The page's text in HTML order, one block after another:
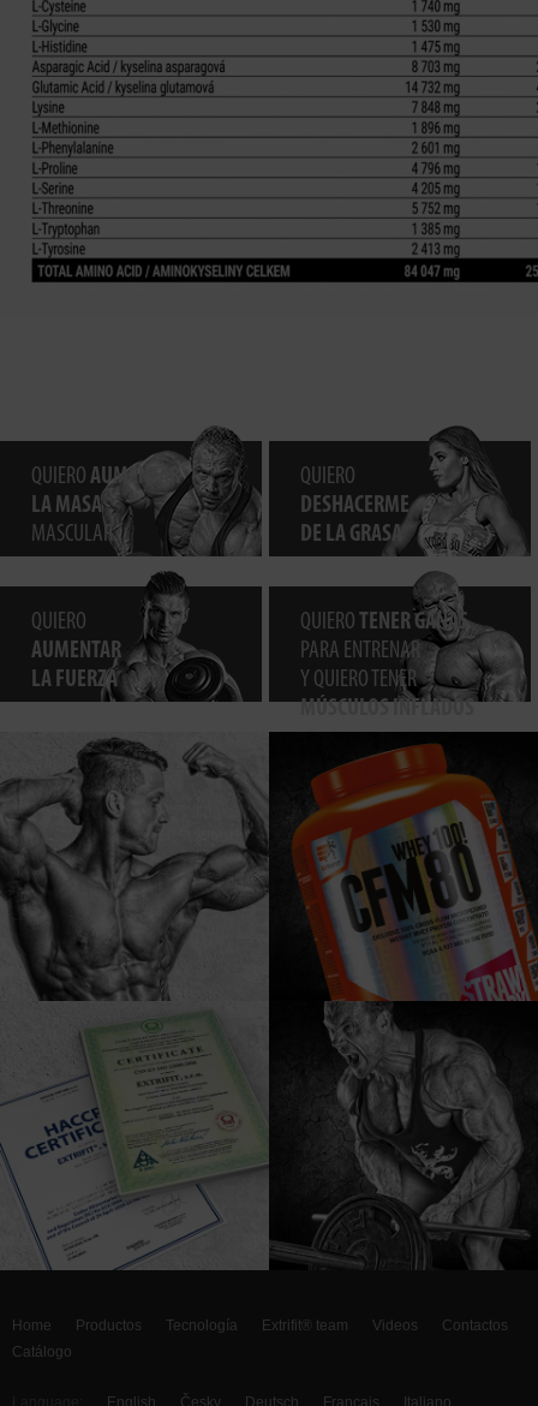
QUIERO AUMENTAR
LA MASA
MASCULAR
QUIERO
DESHACERME
DE LA GRASA
QUIERO
AUMENTAR
LA FUERZA
QUIERO TENER GANAS
PARA ENTRENAR
Y QUIERO TENER
MÚSCULOS INFLADOS
Home Productos Tecnología Extrifit® team Videos
Contactos
Catálogo
English Česky Deutsch Francais Italiano